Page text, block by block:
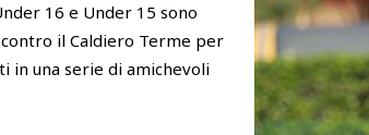
16 e Under 15 sono
il Caldiero Terme per
in una serie di amichevoli